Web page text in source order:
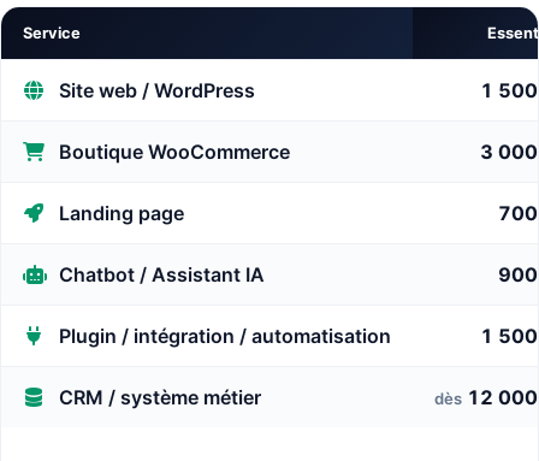
Service
Site web / WordPress 1
Boutique WooCommerce 3
Landing page
Chatbot / Assistant IA
Plugin / intégration / automatisation 1
CRM / système métier dès 12